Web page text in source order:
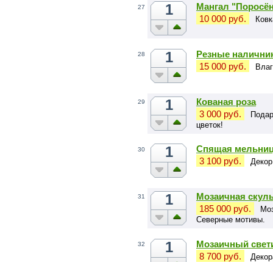
27 1
Мангал
10 000 руб.
28 1
Резные
15 000 руб.
29 1
Кованая роза
3 000 руб.
цветок!
30 1
Спящая
3 100 руб.
31 1
Мозаичная
185 000 руб.
Северные мотивы.
32 1
Мозаичный
8 700 руб.